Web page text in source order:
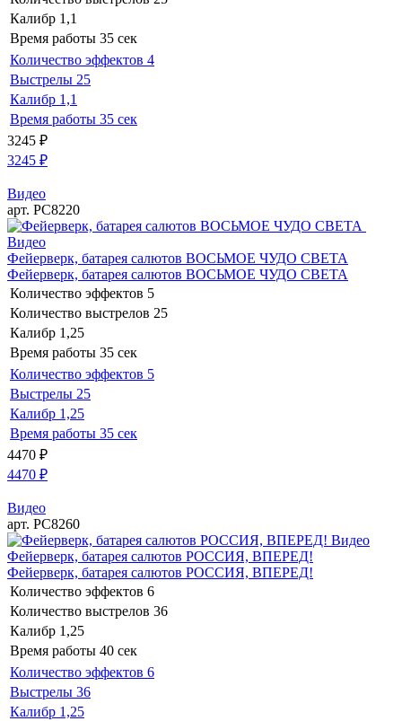
Калибр 1,1
Время работы 35 сек
Количество эффектов 4
Выстрелы 25
Калибр 1,1
Время работы 35 сек
3245 ₽
3245 ₽
Видео
арт. РС8220
Видео
Фейерверк, батарея салютов ВОСЬМОЕ ЧУДО СВЕТА
Фейерверк, батарея салютов ВОСЬМОЕ ЧУДО СВЕТА
Количество эффектов 5
Количество выстрелов 25
Калибр 1,25
Время работы 35 сек
Количество эффектов 5
Выстрелы 25
Калибр 1,25
Время работы 35 сек
4470 ₽
4470 ₽
Видео
арт. РС8260
Видео
Фейерверк, батарея салютов РОССИЯ, ВПЕРЕД!
Фейерверк, батарея салютов РОССИЯ, ВПЕРЕД!
Количество эффектов 6
Количество выстрелов 36
Калибр 1,25
Время работы 40 сек
Количество эффектов 6
Выстрелы 36
Калибр 1,25